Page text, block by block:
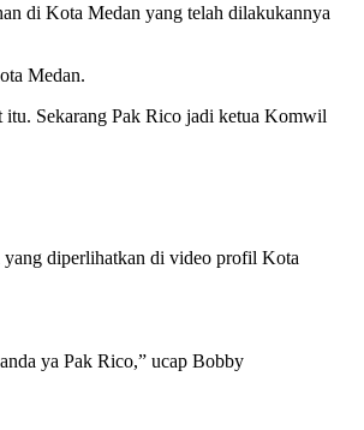
di Kota Medan yang telah dilakukannya
Medan.
itu. Sekarang Pak Rico jadi ketua Komwil
diperlihatkan di video profil Kota
ya Pak Rico,” ucap Bobby